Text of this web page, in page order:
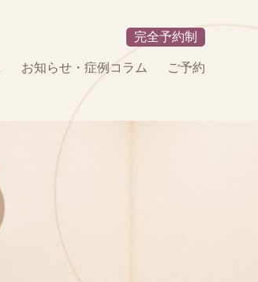
完全予約制
お知らせ・症例コラム ご予約